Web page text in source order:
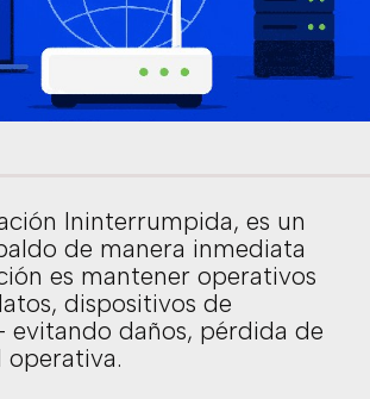
Ininterrumpida, es un
de manera inmediata
es mantener operativos
dispositivos de
evitando daños, pérdida de